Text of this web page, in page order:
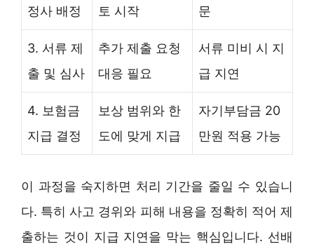
정사 배정
토 시작
문
3. 서류 제
출 및 심사
추가 제출 요청
대응 필요
서류 미비 시 지
급 지연
4. 보험금
지급 결정
보상 범위와 한
도에 맞게 지급
자기부담금 20
만원 적용 가능
이 과정을 숙지하면 처리 기간을 줄일 수 있습니
다. 특히 사고 경위와 피해 내용을 정확히 적어 제
출하는 것이 지급 지연을 막는 핵심입니다. 선배